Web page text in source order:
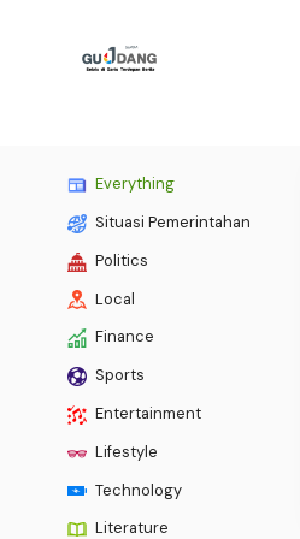
Everything
Situasi Pemerintahan
Politics
Local
Finance
Sports
Entertainment
Lifestyle
Technology
Literature